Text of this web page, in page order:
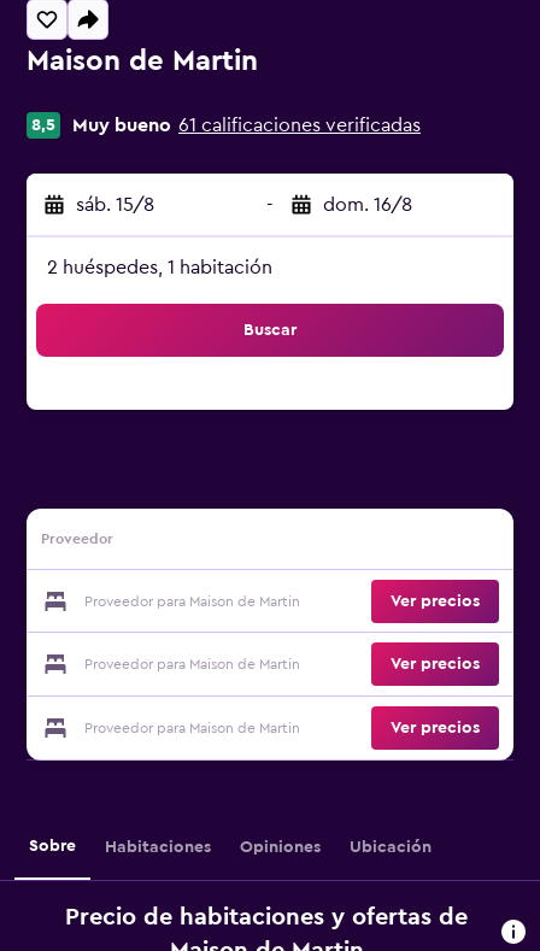
Maison de Martin
8,5 Muy bueno 61 calificaciones verificadas
sáb. 15/8 - dom. 16/8
2 huéspedes, 1 habitación
Buscar
Proveedor
Proveedor para Maison de Martin Ver precios
Proveedor para Maison de Martin Ver precios
Proveedor para Maison de Martin Ver precios
Sobre Habitaciones Opiniones Ubicación
Precio de habitaciones y ofertas de